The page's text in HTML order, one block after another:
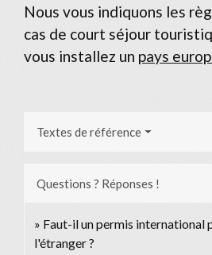
Nous vous indiquons les
cas de court séjour
vous installez un pays
Textes de référence
Questions ? Réponses !
Faut-il un permis international
l'étranger ?